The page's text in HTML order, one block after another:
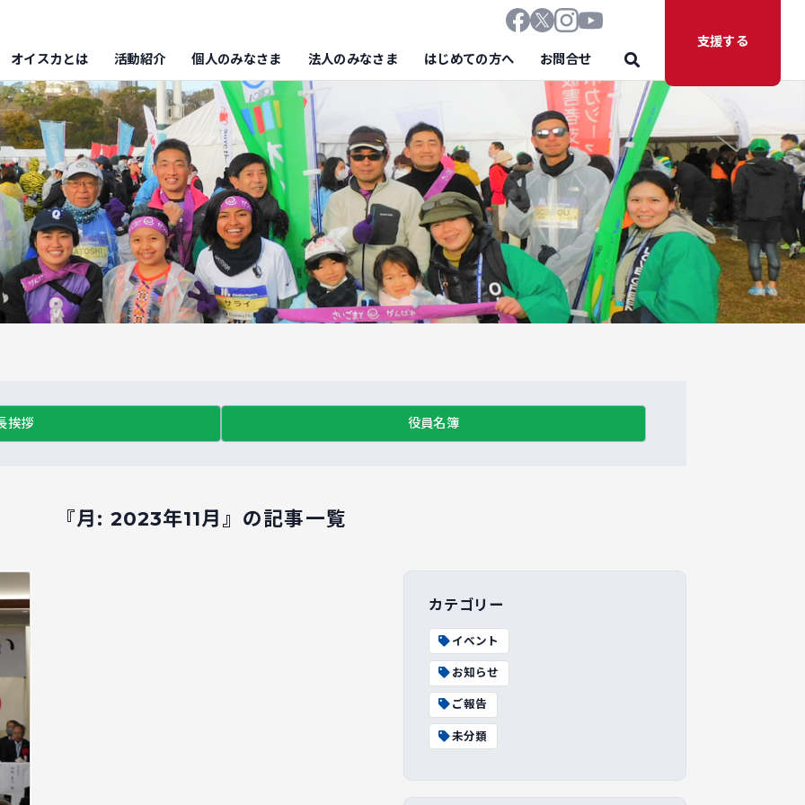
オイスカとは 活動紹介 個人のみなさま 法人のみなさま はじめての方へ お問合せ
支援する
挨拶 役員名簿
『月: 2023年11月 』の記事一覧
カテゴリー
イベント
お知らせ
ご報告
未分類